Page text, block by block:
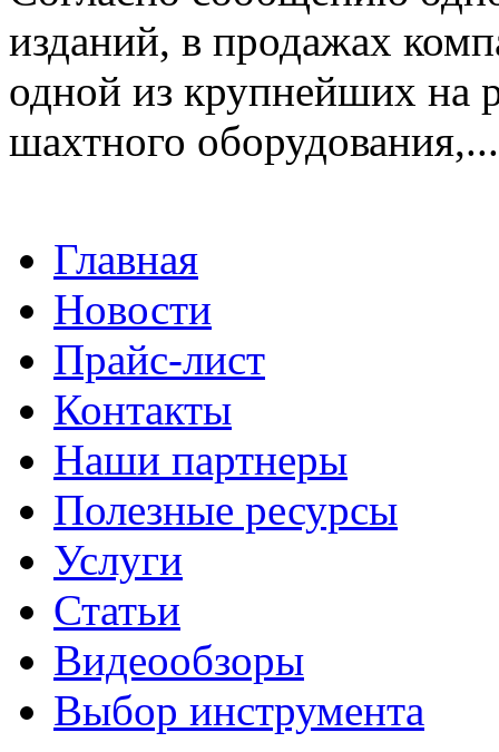
изданий, в продажах
одной из крупнейших на
шахтного оборудования,...
Главная
Новости
Прайс-лист
Контакты
Наши партнеры
Полезные ресурсы
Услуги
Статьи
Видеообзоры
Выбор инструмента